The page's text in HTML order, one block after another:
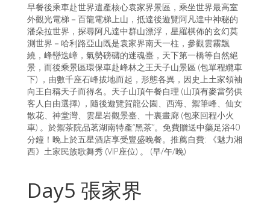
早餐後乘車赴世界遺產核心袁家界景區，乘坐世界最高室
外觀光電梯－百龍電梯上山，抵達後遊覽阿凡達中神秘的
潘朵拉世界，探尋阿凡達中群山漂浮，星羅棋佈的玄幻莫
測世界－哈利路亞山既是袁家界南天一柱，參觀雲霧飄
繞，峰巒迭嶂，氣勢磅礴的迷魂臺，天下第一橋等自然絕
景，而後乘景區環保車赴峰林之王天子山景區 (包單程纜車
下) ，由數千座石峰拔地而起，形態各異，因史上土家領袖
向王自稱天子而得名。天子山頂午餐自理 (山頂有麥當勞供
客人自由選擇) ，隨後遊覽賀龍公園、西海、禦筆峰、仙女
散花、神堂灣、雲星岩觀景臺、十裏畫廊 (包來回程小火
車) 。於禦茶院品茗湖南特產“黑茶”。免費贈送中藥足浴40
分鐘！晚上於五星酒店享受豐盛晚餐。推薦自費: 《魅力湘
西》土家民族歌舞秀 (VIP座位) 。 (早/午/晚)
Day5 張家界